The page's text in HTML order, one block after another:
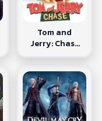
Tom and
Jerry: Chase